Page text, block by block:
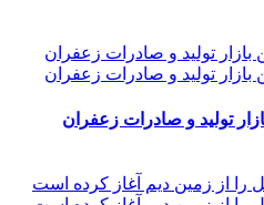
تولید و صادرات زعفران